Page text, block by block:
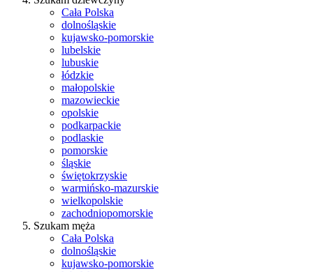
Cała Polska
dolnośląskie
kujawsko-pomorskie
lubelskie
lubuskie
łódzkie
małopolskie
mazowieckie
opolskie
podkarpackie
podlaskie
pomorskie
śląskie
świętokrzyskie
warmińsko-mazurskie
wielkopolskie
zachodniopomorskie
Szukam męża
Cała Polska
dolnośląskie
kujawsko-pomorskie